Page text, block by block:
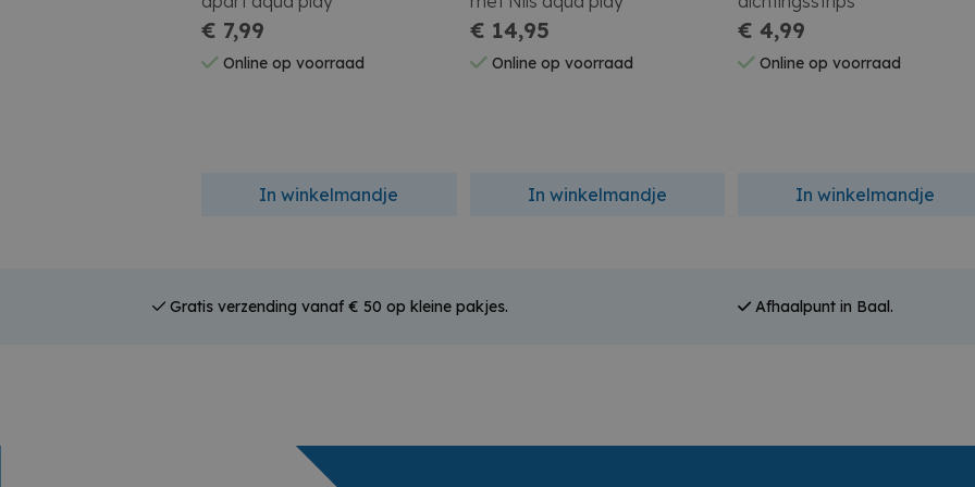
€ 7,99
Online op voorraad
In winkelmandje
€ 14,95
Online op voorraad
In winkelmandje
€ 4,99
Online op voorraad
In winkelmandje
Gratis verzending vanaf € 50 op kleine pakjes. Afhaalpunt in Baal.